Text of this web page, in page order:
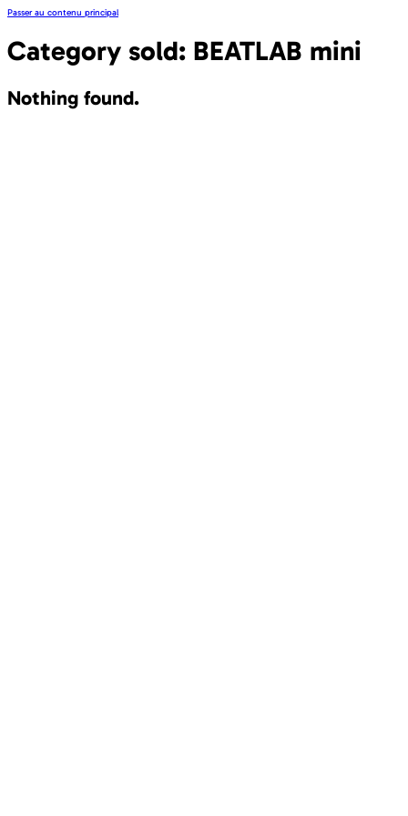
Passer au contenu principal
Category sold: BEATLAB mini
Nothing found.